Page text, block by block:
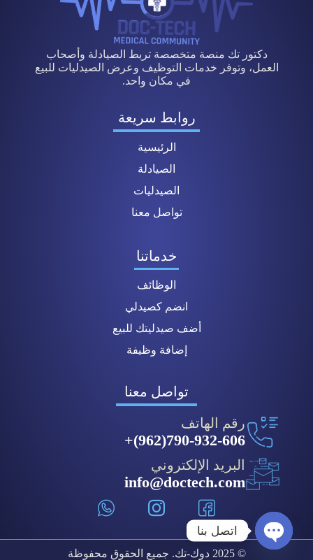
دكتور تك منصة متخصصة تربط الصيادلة وأصحاب
العمل، وتوفر خدمات التوظيف وعرض الصيدليات للبيع
في مكان واحد.
روابط سريعة
الرئيسية
الصيادلة
الصيدليات
تواصل معنا
خدماتنا
الوظائف
انضم كصيدلي
أضف صيدليتك للبيع
إضافة وظيفة
تواصل معنا
رقم الهاتف
790-932-606(962)+
البريد الإلكتروني
info@doctech.com
© 2025 دوك-تك. جميع الحقوق محفوظة
اتصل بنا
Open chaty